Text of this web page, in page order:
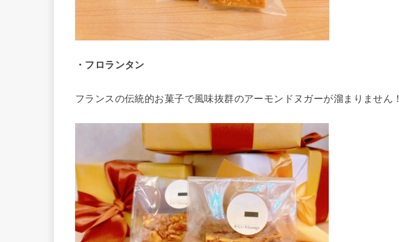
・フロランタン
フランスの伝統的お菓子で風味抜群のアーモンドヌガーが溜まりません！